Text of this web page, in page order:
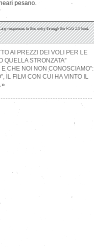
pesano.
responses to this entry through theRSS 2.0feed.
AI PREZZI DEI VOLI PER LE
QUELLA STRONZATA”
CHE NOI NON CONOSCIAMO”:
IL FILM CON CUI HA VINTO IL
»